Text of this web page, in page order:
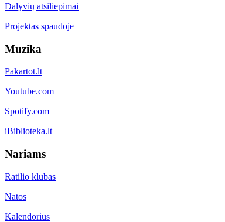
Dalyvių atsiliepimai
Projektas spaudoje
Muzika
Pakartot.lt
Youtube.com
Spotify.com
iBiblioteka.lt
Nariams
Ratilio klubas
Natos
Kalendorius